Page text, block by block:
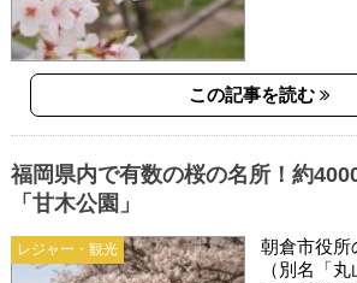
この記事を読む
レジャー・観光
福岡県内で有数の桜の名所！約
「甘木公園」
朝倉市役所
（別名「